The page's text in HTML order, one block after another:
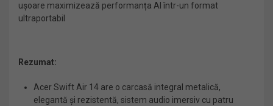
ușoare maximizează performanța AI într-un format
ultraportabil
Rezumat:
Acer Swift Air 14 are o carcasă integral metalică,
elegantă și rezistentă, sistem audio imersiv cu patru